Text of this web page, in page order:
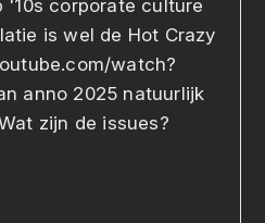
'10s corporate culture
is wel de Hot Crazy
watch?
anno 2025 natuurlijk
zijn de issues?